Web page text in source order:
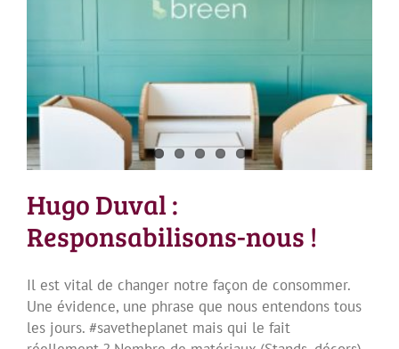
Hugo Duval : Responsabilisons-nous !
Hugo Duval :
Responsabilisons-nous !
Il est vital de changer notre façon de consommer.
Une évidence, une phrase que nous entendons tous
les jours. #savetheplanet mais qui le fait